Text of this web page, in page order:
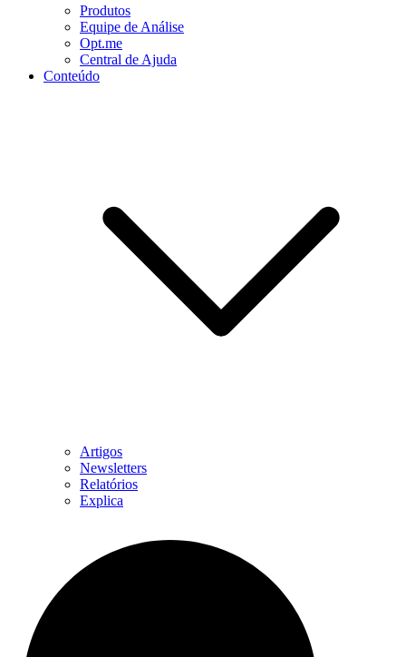
Produtos
Equipe de Análise
Opt.me
Central de Ajuda
Conteúdo
Artigos
Newsletters
Relatórios
Explica